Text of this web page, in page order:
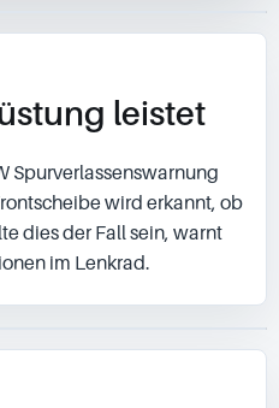
leistet
Spurverlassenswarnung
wird erkannt, ob
dies der Fall sein, warnt
im Lenkrad.